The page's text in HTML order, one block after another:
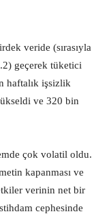
veride (sırasıyla
geçerek tüketici
haftalık işsizlik
ve 320 bin
çok volatil oldu.
kapanması ve
verinin net bir
cephesinde